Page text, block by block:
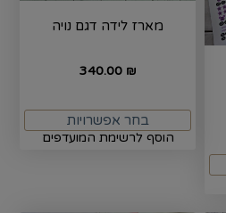
מארז לידה דגם נויה
340.00 ₪
בחר אפשרויות
הוסף לרשימת המועדפים